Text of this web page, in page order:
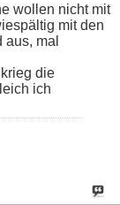
wollen nicht mit
mit den
mal
die
ich